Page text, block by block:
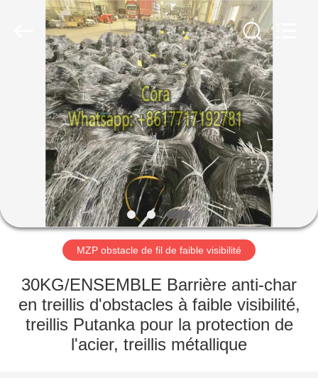
MAISON
PRODUITS
À
PROPOS
NOUS
VISITE
MZP obstacle de fil de faible visibilité
30KG/ENSEMBLE Barrière anti-char
en treillis d'obstacles à faible visibilité,
treillis Putanka pour la protection de
l'acier, treillis métallique